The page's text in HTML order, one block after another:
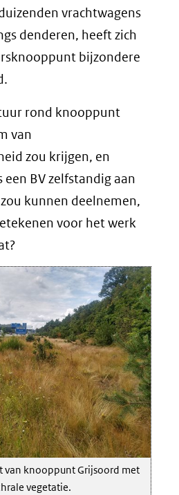
vrachtwagens
denderen, heeft zich
bijzondere
rond knooppunt
van
zou krijgen, en
BV zelfstandig aan
kunnen deelnemen,
voor het werk
van knooppunt Grijsoord met
vegetatie.